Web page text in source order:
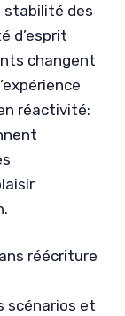
stabilité des
d’esprit
changent
réactivité:
réécriture
scénarios et